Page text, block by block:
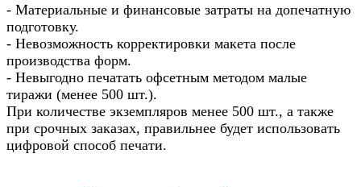
- Материальные и финансовые затраты на допечатную
подготовку.
- Невозможность корректировки макета после
производства форм.
- Невыгодно печатать офсетным методом малые
тиражи (менее 500 шт.).
При количестве экземпляров менее 500 шт., а также
при срочных заказах, правильнее будет использовать
цифровой способ печати.